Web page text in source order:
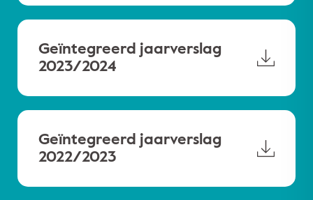
Geïntegreerd jaarverslag
2023/2024
Geïntegreerd jaarverslag
2022/2023